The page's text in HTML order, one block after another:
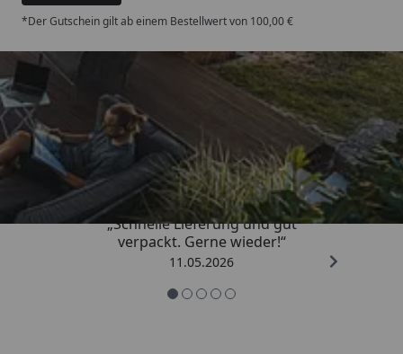
*Der Gutschein gilt ab einem Bestellwert von 100,00 €
Trusted Shops
4,93/ 5
„Schnelle Lieferung und gut
verpackt. Gerne wieder!“
11.05.2026